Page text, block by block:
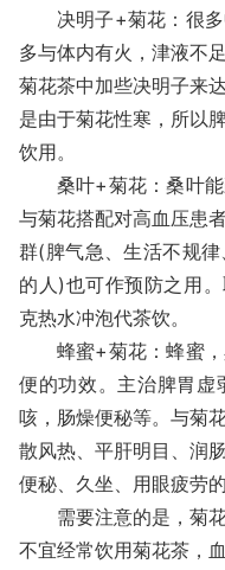
决明子+菊花：很
多与体内有火，津液不
菊花茶中加些决明子来
是由于菊花性寒，所以
饮用。
桑叶+菊花：桑叶
与菊花搭配对高血压患
群(脾气急、生活不规
的人)也可作预防之用
克热水冲泡代茶饮。
蜂蜜+菊花：蜂蜜
便的功效。主治脾胃虚
咳，肠燥便秘等。与菊
散风热、平肝明目、润
便秘、久坐、用眼疲劳的
需要注意的是，菊
不宜经常饮用菊花茶，